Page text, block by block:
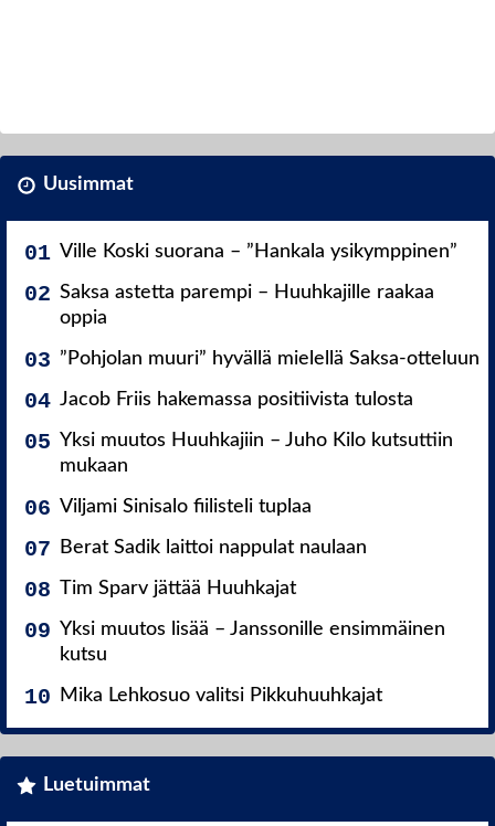
Uusimmat
Ville Koski suorana – ”Hankala ysikymppinen”
Saksa astetta parempi – Huuhkajille raakaa
oppia
”Pohjolan muuri” hyvällä mielellä Saksa-otteluun
Jacob Friis hakemassa positiivista tulosta
Yksi muutos Huuhkajiin – Juho Kilo kutsuttiin
mukaan
Viljami Sinisalo fiilisteli tuplaa
Berat Sadik laittoi nappulat naulaan
Tim Sparv jättää Huuhkajat
Yksi muutos lisää – Janssonille ensimmäinen
kutsu
Mika Lehkosuo valitsi Pikkuhuuhkajat
Luetuimmat